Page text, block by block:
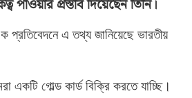
পাওয়ার প্রস্তাব দিয়েছেন তিনি।
প্রতিবেদনে এ তথ্য জানিয়েছে ভারতীয়
একটি গোল্ড কার্ড বিক্রি করতে যাচ্ছি।